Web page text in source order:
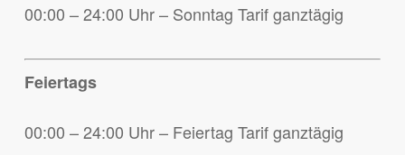
00:00 – 24:00 Uhr – Sonntag Tarif ganztägig
Feiertags
00:00 – 24:00 Uhr – Feiertag Tarif ganztägig